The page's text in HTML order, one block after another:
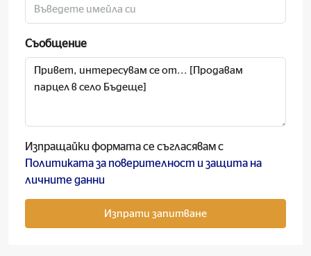
Съобщение
Изпращайки формата се съгласявам с
Политиката за поверителност и защита на
личните данни
Изпрати запитване